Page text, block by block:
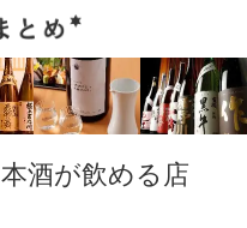
酒が飲める店